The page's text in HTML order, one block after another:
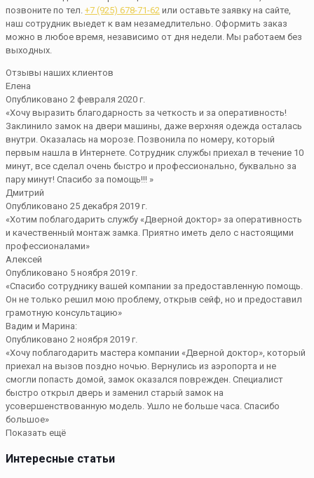
позвоните по тел. +7 (925) 678-71-62 или оставьте заявку на сайте,
наш сотрудник выедет к вам незамедлительно. Оформить заказ
можно в любое время, независимо от дня недели. Мы работаем без
выходных.
Отзывы наших клиентов
Елена
Опубликовано 2 февраля 2020 г.
«Хочу выразить благодарность за четкость и за оперативность!
Заклинило замок на двери машины, даже верхняя одежда осталась
внутри. Оказалась на морозе. Позвонила по номеру, который
первым нашла в Интернете. Сотрудник службы приехал в течение 10
минут, все сделал очень быстро и профессионально, буквально за
пару минут! Спасибо за помощь!!! »
Дмитрий
Опубликовано 25 декабря 2019 г.
«Хотим поблагодарить службу «Дверной доктор» за оперативность
и качественный монтаж замка. Приятно иметь дело с настоящими
профессионалами»
Алексей
Опубликовано 5 ноября 2019 г.
«Спасибо сотруднику вашей компании за предоставленную помощь.
Он не только решил мою проблему, открыв сейф, но и предоставил
грамотную консультацию»
Вадим и Марина:
Опубликовано 2 ноября 2019 г.
«Хочу поблагодарить мастера компании «Дверной доктор», который
приехал на вызов поздно ночью. Вернулись из аэропорта и не
смогли попасть домой, замок оказался поврежден. Специалист
быстро открыл дверь и заменил старый замок на
усовершенствованную модель. Ушло не больше часа. Спасибо
большое»
Показать ещё
Интересные статьи